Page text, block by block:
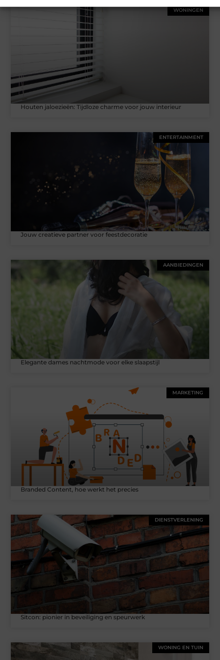
WONINGEN
Houten jaloezieën: Tijdloze charme voor jouw interieur
ENTERTAINMENT
Jouw creatieve partner voor feestdecoratie
AANBIEDINGEN
Elegante dames nachtmode voor elke slaapstijl
MARKETING
Branded Content, hoe werkt het precies
DIENSTVERLENING
Sitcon: pionier in beveiliging en speurwerk
WONING EN TUIN